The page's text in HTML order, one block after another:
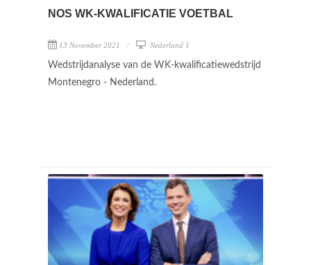
NOS WK-KWALIFICATIE VOETBAL
13 November 2021 Nederland 1
Wedstrijdanalyse van de WK-kwalificatiewedstrijd
Montenegro - Nederland.